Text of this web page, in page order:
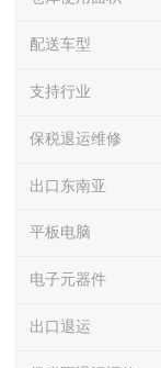
配送车型
支持行业
保税退运维修
出口东南亚
平板电脑
电子元器件
出口退运